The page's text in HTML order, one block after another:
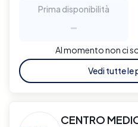
Prima disponibilità
-
Al momento non ci
Vedi tutte le
CENTRO